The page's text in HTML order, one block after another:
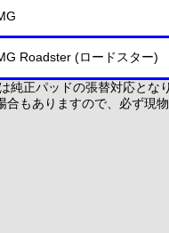
Roadster (ロードスター)
純正パッドの張替対応とな
もありますので、必ず現